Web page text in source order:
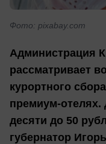
Фото: pixabay.com
Администрация
рассматривает
курортного
премиум-
десяти до 50
губернатор